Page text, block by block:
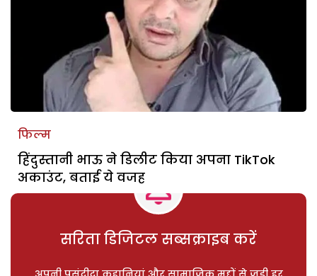
फिल्म
हिंदुस्तानी भाऊ ने डिलीट किया अपना TikTok
अकाउंट, बताई ये वजह
सरिता डिजिटल सब्सक्राइब करें